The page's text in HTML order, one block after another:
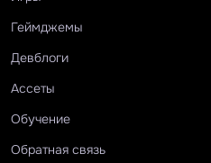
Геймджемы
Девблоги
Ассеты
Обучение
Обратная связь